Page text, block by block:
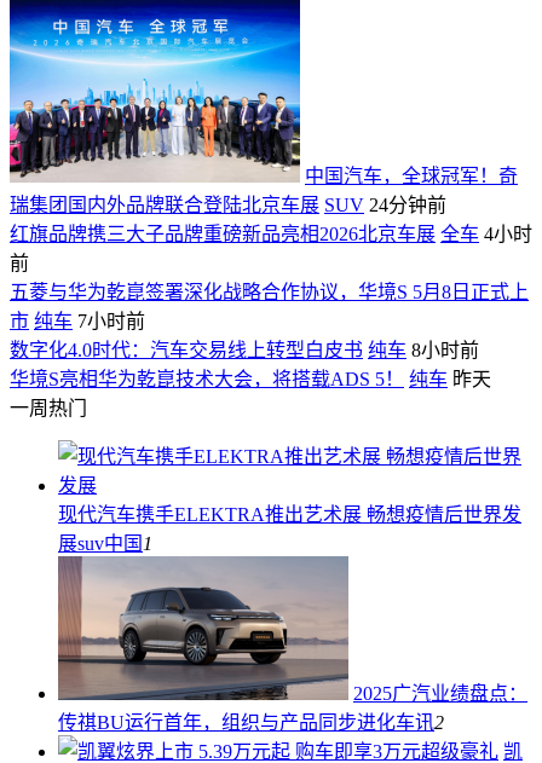
中国汽车，全球冠军！奇
瑞集团国内外品牌联合登陆北京车展 SUV 24分钟前
红旗品牌携三大子品牌重磅新品亮相2026北京车展 全车 4小时
前
五菱与华为乾崑签署深化战略合作协议，华境S 5月8日正式上
市 纯车 7小时前
数字化4.0时代：汽车交易线上转型白皮书 纯车 8小时前
华境S亮相华为乾崑技术大会，将搭载ADS 5！
纯车 昨天
一周热门
现代汽车携手ELEKTRA推出艺术展 畅想疫情后世界发
展suv中国 1
2025广汽业绩盘点：
传祺BU运行首年，组织与产品同步进化车讯2
凯